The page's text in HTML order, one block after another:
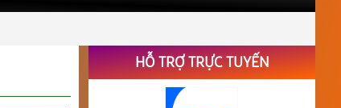
HỖ TRỢ TRỰC TUYẾN